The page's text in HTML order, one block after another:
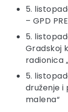
5.
– GPD
5.
Gradskoj
radionica
5.
druženje i
malena“